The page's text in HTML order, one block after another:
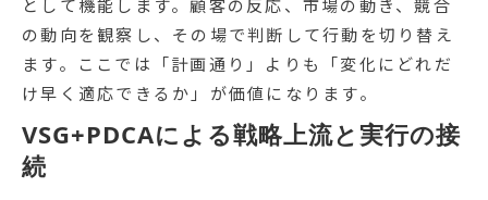
として機能します。顧客の反応、市場の動き、競合
の動向を観察し、その場で判断して行動を切り替え
ます。ここでは「計画通り」よりも「変化にどれだ
け早く適応できるか」が価値になります。
VSG+PDCAによる戦略上流と実行の接
続